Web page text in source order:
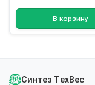
В корзину
Синтез ТехВес